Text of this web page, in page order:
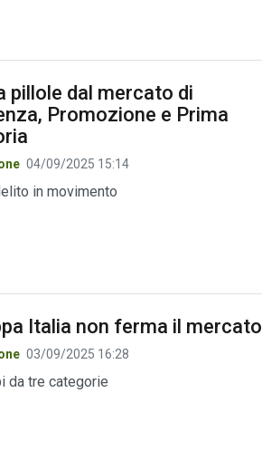
pillole dal mercato di
Promozione e Prima
04/09/2025 15:14
in movimento
Italia non ferma il mercato
03/09/2025 16:28
da tre categorie